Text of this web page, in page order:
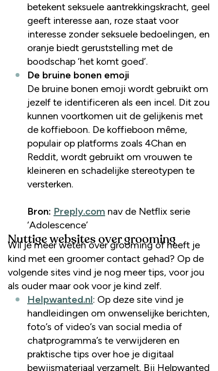
betekent seksuele aantrekkingskracht, geel
geeft interesse aan, roze staat voor
interesse zonder seksuele bedoelingen, en
oranje biedt geruststelling met de
boodschap ‘het komt goed’.
De bruine bonen emoji
De bruine bonen emoji wordt gebruikt om
jezelf te identificeren als een incel. Dit zou
kunnen voortkomen uit de gelijkenis met
de koffieboon. De koffieboon même,
populair op platforms zoals 4Chan en
Reddit, wordt gebruikt om vrouwen te
kleineren en schadelijke stereotypen te
versterken.
Bron: Preply.com nav de Netflix serie
‘Adolescence’
Nuttige websites over grooming
Wil je meer weten over grooming of heeft je
kind met een groomer contact gehad? Op de
volgende sites vind je nog meer tips, voor jou
als ouder maar ook voor je kind zelf.
Helpwanted.nl: Op deze site vind je
handleidingen om onwenselijke berichten,
foto’s of video’s van social media of
chatprogramma’s te verwijderen en
praktische tips over hoe je digitaal
bewijsmateriaal verzamelt. Bij Helpwanted